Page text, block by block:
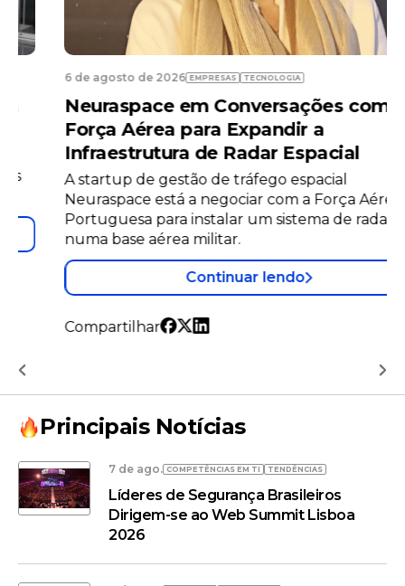
6 de agosto de 2026 EMPRESAS TECNOLOGIA
Neuraspace em Conversações com a
Força Aérea para Expandir a
Infraestrutura de Radar Espacial
A startup de gestão de tráfego espacial
Neuraspace está a negociar com a Força Aérea
Portuguesa para instalar um sistema de radar
numa base aérea militar.
Continuar lendo
Compartilhar
Principais Notícias
7 de ago. COMPETÊNCIAS EM TI TENDÊNCIAS
Líderes de Segurança Brasileiros
Dirigem-se ao Web Summit Lisboa
2026